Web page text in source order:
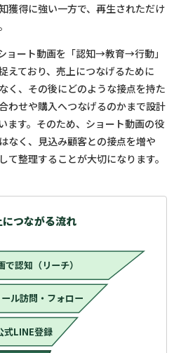
獲得に強い一方で、再生されただけ
ョート動画を「認知→教育→行動」
えており、売上につなげるために
く、その後にどのような接点を持た
わせや購入へつなげるのかまで設計
ます。そのため、ショート動画の役
なく、見込み顧客との接点を増や
て整理することが大切になります。
つながる流れ
で認知（リーチ）
ル訪問・フォロー
式LINE登録